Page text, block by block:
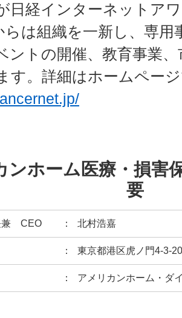
日経インターネットア
らは組織を一新し、専用
ントの開催、教育事業
す。詳細はホームペー
ンホーム医療・損害
要
兼 CEO 北村浩嘉
東京都港区虎ノ門4-3-
アメリカンホーム・ダ